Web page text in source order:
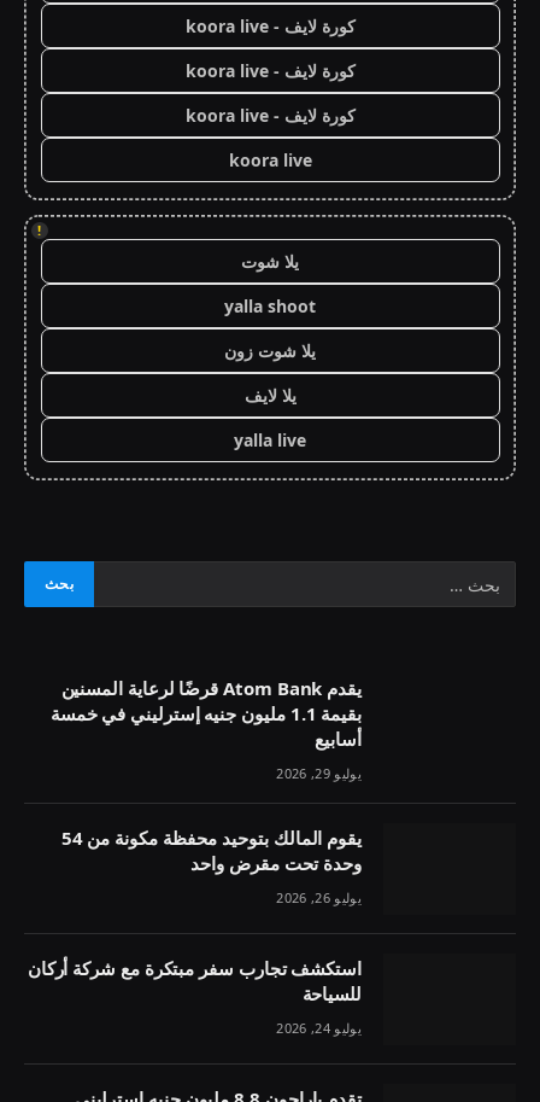
كورة لايف - koora live
كورة لايف - koora live
كورة لايف - koora live
koora live
!
يلا شوت
yalla shoot
يلا شوت زون
يلا لايف
yalla live
يقدم Atom Bank قرضًا لرعاية المسنين
بقيمة 1.1 مليون جنيه إسترليني في خمسة
أسابيع
يوليو 29, 2026
يقوم المالك بتوحيد محفظة مكونة من 54
وحدة تحت مقرض واحد
يوليو 26, 2026
استكشف تجارب سفر مبتكرة مع شركة أركان
للسياحة
يوليو 24, 2026